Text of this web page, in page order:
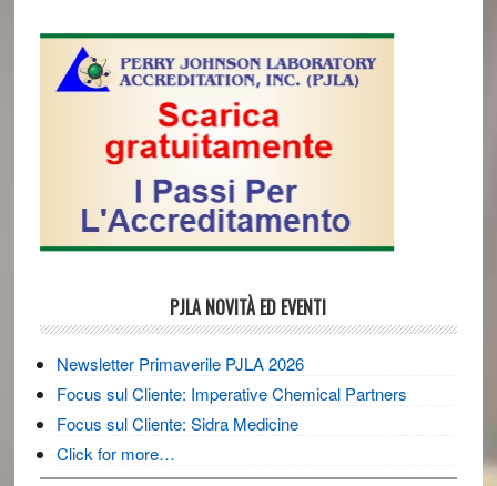
PJLA NOVITÀ ED EVENTI
Newsletter Primaverile PJLA 2026
Focus sul Cliente: Imperative Chemical Partners
Focus sul Cliente: Sidra Medicine
Click for more…